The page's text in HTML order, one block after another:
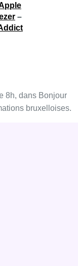
–
8h, dans Bonjour
bruxelloises.